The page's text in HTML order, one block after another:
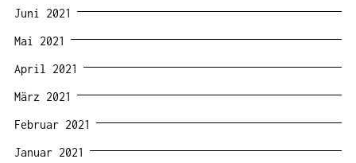
Juni 2021
Mai 2021
April 2021
März 2021
Februar 2021
Januar 2021